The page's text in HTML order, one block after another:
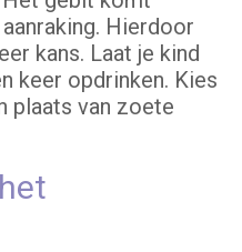
Hierdoor
kans. Laat je kind
keer opdrinken. Kies
plaats van zoete